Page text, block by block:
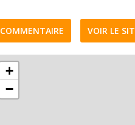
COMMENTAIRE VOIR LE
+
−